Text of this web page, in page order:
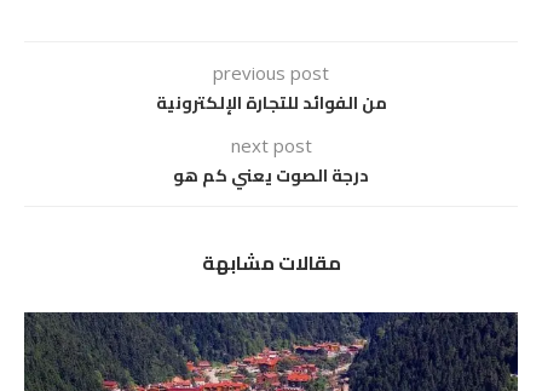
previous post
من الفوائد للتجارة الإلكترونية
next post
درجة الصوت يعني كم هو
مقالات مشابهة